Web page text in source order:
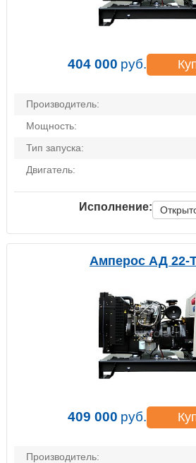
404 000 руб.
Производитель:
Мощность:
Тип запуска:
Двигатель:
Исполнение:
Амперос АД 22-
409 000 руб.
Производитель: